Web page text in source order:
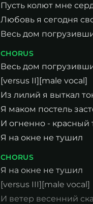
Пусть колют мне
Любовь я сегодня
Весь дом
CHORUS
Весь дом
[versus II][male vocal]
Из лилий я выткал
Я маком постель
И огненно - красный
Я на окне не тушил
CHORUS
Я на окне не тушил
[versus III][male vocal]
И ветер весенний